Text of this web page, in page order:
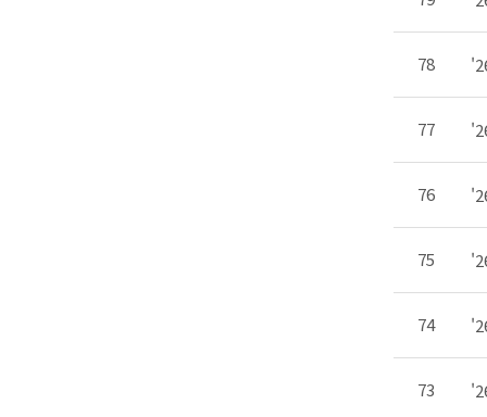
78
77
76
75
74
73